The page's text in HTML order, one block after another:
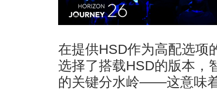
在提供HSD作为高配选项
选择了搭载HSD的版本，
的关键分水岭——这意味